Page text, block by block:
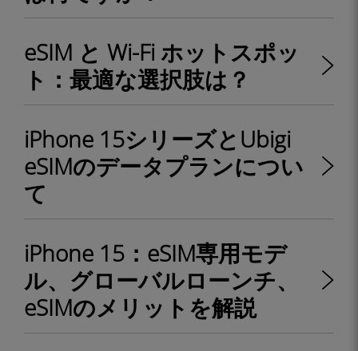
eSIM と Wi-Fi ホットスポッ
ト：最適な選択肢は？
iPhone 15シリーズとUbigi
eSIMのデータプランについ
て
iPhone 15：eSIM専用モデ
ル、グローバルローンチ、
eSIMのメリットを解説